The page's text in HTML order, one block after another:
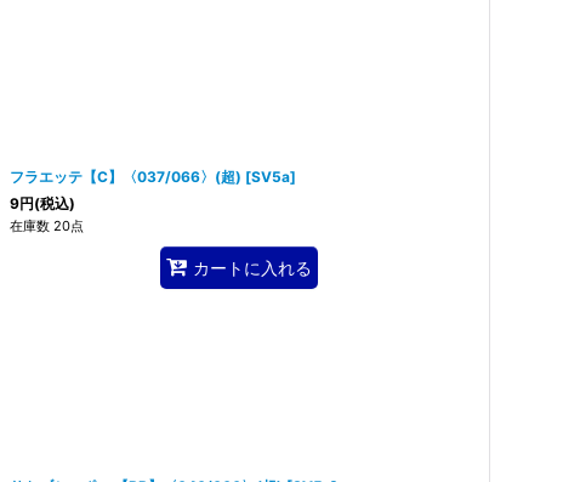
フラエッテ【C】〈037/066〉(超) [SV5a]
9円(税込)
在庫数 20点
カートに入れる